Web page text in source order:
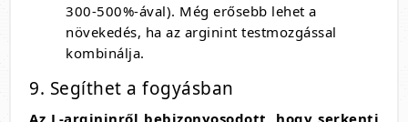
300-500%-ával). Még erősebb lehet a
növekedés, ha az arginint testmozgással
kombinálja.
9. Segíthet a fogyásban
Az L-argininről bebizonyosodott, hogy serkenti